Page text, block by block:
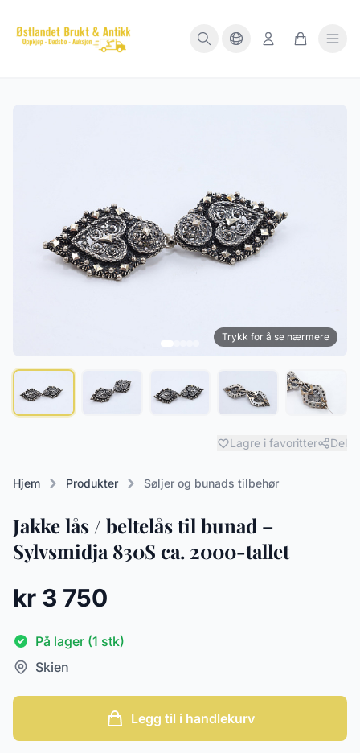
Trykk for å se nærmere
Lagre i favoritter Del
Hjem Produkter Søljer og bunads tilbehør
Jakke lås / beltelås til bunad –
Sylvsmidja 830S ca. 2000-tallet
kr 3 750
På lager (1 stk)
Skien
Legg til i handlekurv